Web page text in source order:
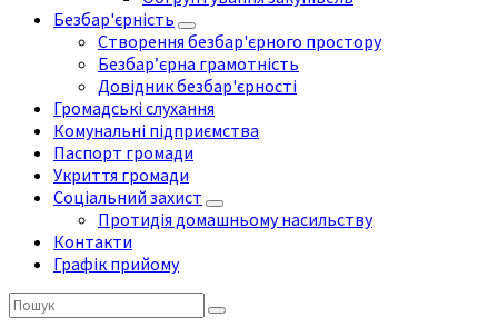
Безбар'єрність
Створення безбар'єрного простору
Безбар’єрна грамотність
Довідник безбар'єрності
Громадські слухання
Комунальні підприємства
Паспорт громади
Укриття громади
Соціальний захист
Протидія домашньому насильству
Контакти
Графік прийому
Пошук: